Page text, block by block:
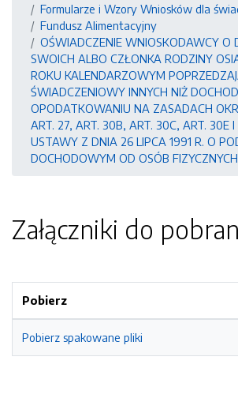
Formularze i Wzory Wniosków dla
Fundusz Alimentacyjny
OŚWIADCZENIE WNIOSKODAWCY O
SWOICH ALBO CZŁONKA RODZINY
ROKU KALENDARZOWYM
ŚWIADCZENIOWY INNYCH NIŻ
OPODATKOWANIU NA ZASADACH
ART. 27, ART. 30B, ART. 30C, ART. 30E
USTAWY Z DNIA 26 LIPCA 1991 R. O
DOCHODOWYM OD OSÓB FIZYCZNYCH
Załączniki do
Pobierz
Pobierz spakowane pliki